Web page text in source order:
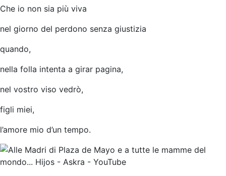
Che io non sia più viva
nel giorno del perdono senza giustizia
quando,
nella folla intenta a girar pagina,
nel vostro viso vedrò,
figli miei,
l’amore mio d’un tempo.